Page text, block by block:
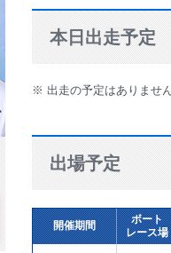
本日出走予定
※ 出走の予定はありませ
出場予定
開催期間
ボート
レース場